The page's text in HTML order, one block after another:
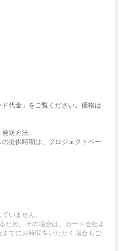
代金」をご覧ください。価格は
発送方法
提供時期は、プロジェクトペー
いません。
ため。その場合は、カード会社よ
でにお時間をいただく場合もご